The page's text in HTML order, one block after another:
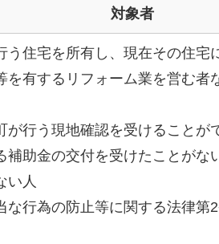
対象者
う住宅を所有し、現在その住宅
を有するリフォーム業を営む者
が行う現地確認を受けることが
補助金の交付を受けたことがな
い人
な行為の防止等に関する法律第